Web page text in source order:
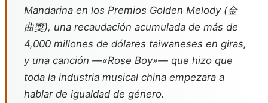
Mandarina en los Premios Golden Melody (金
曲獎), una recaudación acumulada de más de
4,000 millones de dólares taiwaneses en giras,
y una canción —«Rose Boy»— que hizo que
toda la industria musical china empezara a
hablar de igualdad de género.